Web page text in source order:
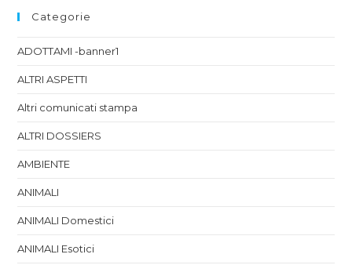
Categorie
ADOTTAMI -banner1
ALTRI ASPETTI
Altri comunicati stampa
ALTRI DOSSIERS
AMBIENTE
ANIMALI
ANIMALI Domestici
ANIMALI Esotici